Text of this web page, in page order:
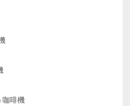
咖啡機